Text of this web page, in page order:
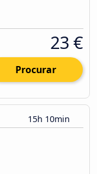
23 €
Procurar
15h 10min